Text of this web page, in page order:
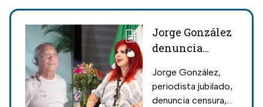
Jorge González
denuncia
hostigamiento
por parte de
Jorge González,
periodista jubilado,
denuncia censura,